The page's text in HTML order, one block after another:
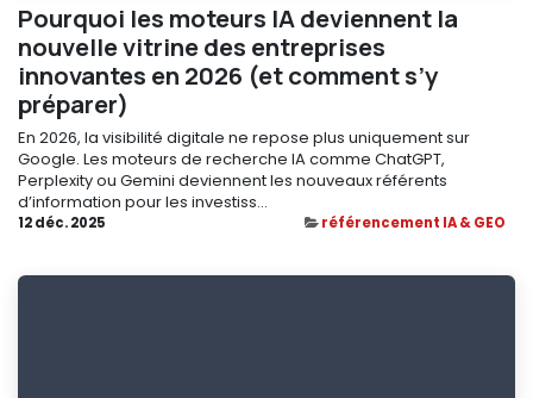
Pourquoi les moteurs IA deviennent la
nouvelle vitrine des entreprises
innovantes en 2026 (et comment s’y
préparer)
En 2026, la visibilité digitale ne repose plus uniquement sur
Google. Les moteurs de recherche IA comme ChatGPT,
Perplexity ou Gemini deviennent les nouveaux référents
d’information pour les investiss...
12 déc. 2025 référencement IA & GEO